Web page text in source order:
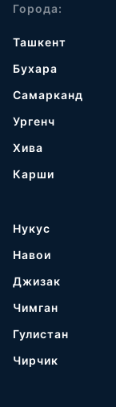
Города:
Ташкент
Бухара
Самарканд
Ургенч
Хива
Карши
Нукус
Навои
Джизак
Чимган
Гулистан
Чирчик